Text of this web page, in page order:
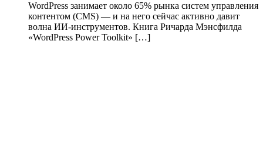
WordPress занимает около 65% рынка систем управления
контентом (CMS) — и на него сейчас активно давит
волна ИИ‑инструментов. Книга Ричарда Мэнсфилда
«WordPress Power Toolkit» […]